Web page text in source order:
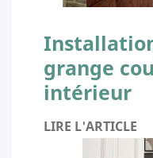
grange
intérieur
LIRE L'ARTICLE